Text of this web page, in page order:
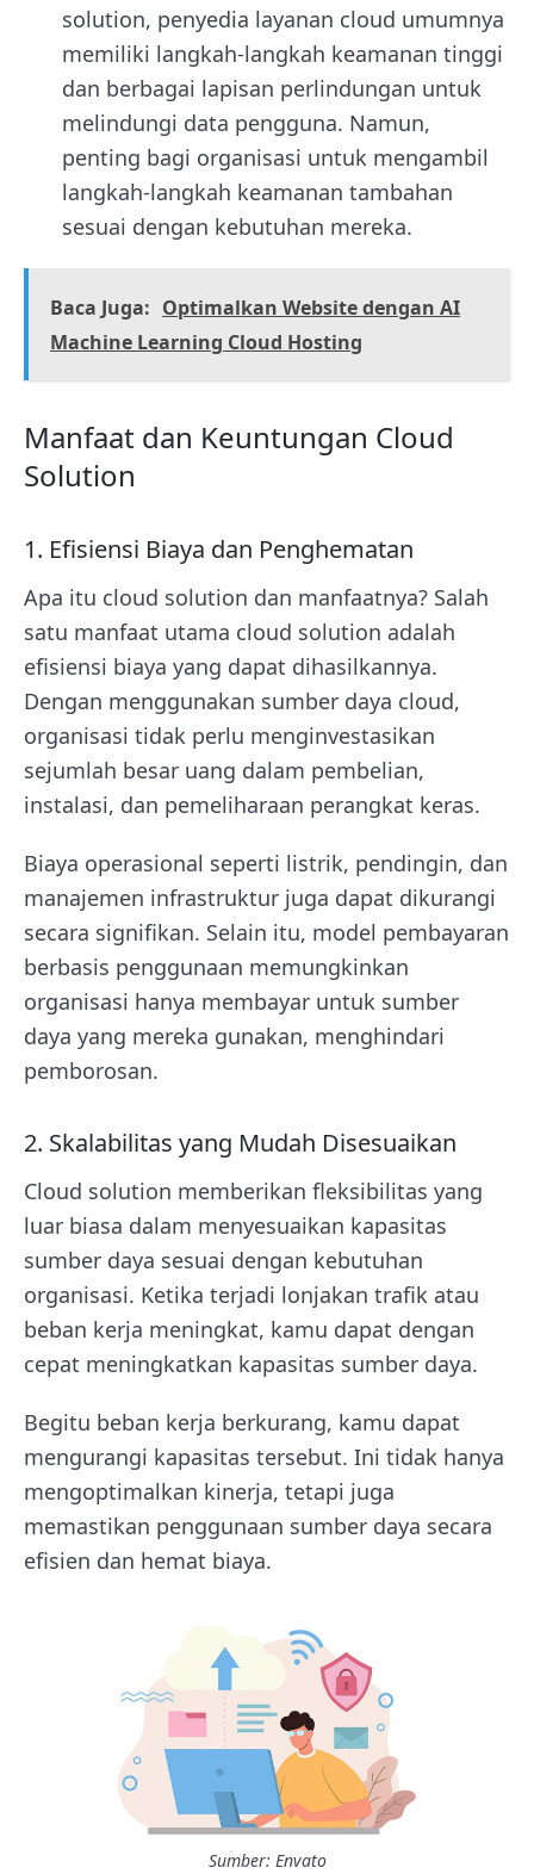
solution, penyedia layanan cloud umumnya
memiliki langkah-langkah keamanan tinggi
dan berbagai lapisan perlindungan untuk
melindungi data pengguna. Namun,
penting bagi organisasi untuk mengambil
langkah-langkah keamanan tambahan
sesuai dengan kebutuhan mereka.
Baca Juga: Optimalkan Website dengan AI
Machine Learning Cloud Hosting
Manfaat dan Keuntungan Cloud
Solution
1. Efisiensi Biaya dan Penghematan
Apa itu cloud solution dan manfaatnya? Salah
satu manfaat utama cloud solution adalah
efisiensi biaya yang dapat dihasilkannya.
Dengan menggunakan sumber daya cloud,
organisasi tidak perlu menginvestasikan
sejumlah besar uang dalam pembelian,
instalasi, dan pemeliharaan perangkat keras.
Biaya operasional seperti listrik, pendingin, dan
manajemen infrastruktur juga dapat dikurangi
secara signifikan. Selain itu, model pembayaran
berbasis penggunaan memungkinkan
organisasi hanya membayar untuk sumber
daya yang mereka gunakan, menghindari
pemborosan.
2. Skalabilitas yang Mudah Disesuaikan
Cloud solution memberikan fleksibilitas yang
luar biasa dalam menyesuaikan kapasitas
sumber daya sesuai dengan kebutuhan
organisasi. Ketika terjadi lonjakan trafik atau
beban kerja meningkat, kamu dapat dengan
cepat meningkatkan kapasitas sumber daya.
Begitu beban kerja berkurang, kamu dapat
mengurangi kapasitas tersebut. Ini tidak hanya
mengoptimalkan kinerja, tetapi juga
memastikan penggunaan sumber daya secara
efisien dan hemat biaya.
Sumber: Envato